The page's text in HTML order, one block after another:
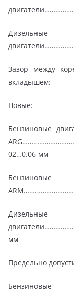
Дизельные
Зазор между
вкладышем:
Новые:
Бензиновые
02…0.06 мм
Дизельные
мм
Предельно
Бензиновые